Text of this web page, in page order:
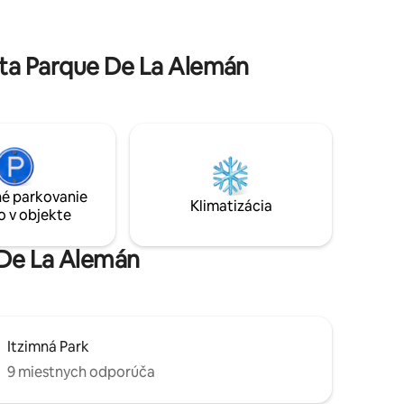
Parque De La Alemán
parkovanie
v objekte
Klimatizácia
La Alemán
Itzimná Park
9 miestnych odporúča